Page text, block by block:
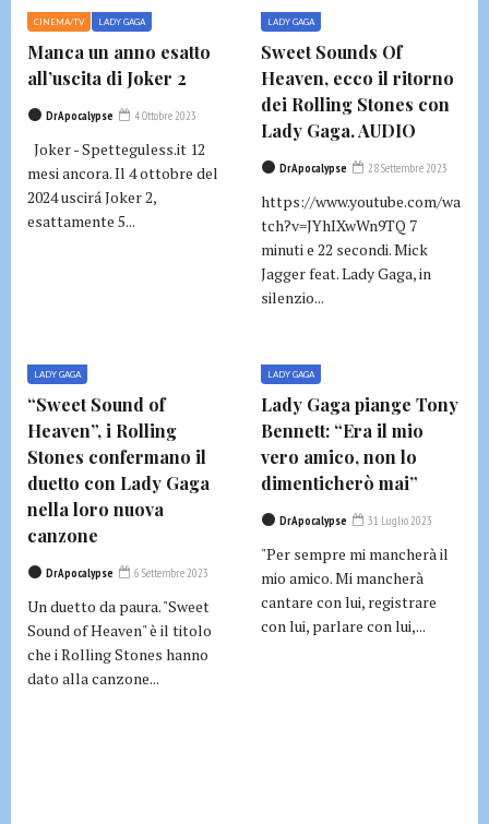
CINEMA/TV LADY GAGA
Manca un anno esatto
all’uscita di Joker 2
DrApocalypse 4 Ottobre 2023
Joker - Spetteguless.it 12
mesi ancora. Il 4 ottobre del
2024 uscirá Joker 2,
esattamente 5...
LADY GAGA
Sweet Sounds Of
Heaven, ecco il ritorno
dei Rolling Stones con
Lady Gaga. AUDIO
DrApocalypse 28 Settembre 2023
https://www.youtube.com/wa
tch?v=JYhIXwWn9TQ 7
minuti e 22 secondi. Mick
Jagger feat. Lady Gaga, in
silenzio...
LADY GAGA
“Sweet Sound of
Heaven”, i Rolling
Stones confermano il
duetto con Lady Gaga
nella loro nuova
canzone
DrApocalypse 6 Settembre 2023
Un duetto da paura. "Sweet
Sound of Heaven" è il titolo
che i Rolling Stones hanno
dato alla canzone...
LADY GAGA
Lady Gaga piange Tony
Bennett: “Era il mio
vero amico, non lo
dimenticherò mai”
DrApocalypse 31 Luglio 2023
"Per sempre mi mancherà il
mio amico. Mi mancherà
cantare con lui, registrare
con lui, parlare con lui,...